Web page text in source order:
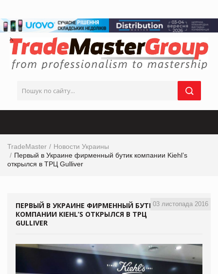
TradeMaster
Новости Украины
Первый в Украине фирменный бутик компании Kiehl’s
открылся в ТРЦ Gulliver
03 листопада 2016
ПЕРВЫЙ В УКРАИНЕ ФИРМЕННЫЙ БУТИК
КОМПАНИИ KIEHL’S ОТКРЫЛСЯ В ТРЦ
GULLIVER